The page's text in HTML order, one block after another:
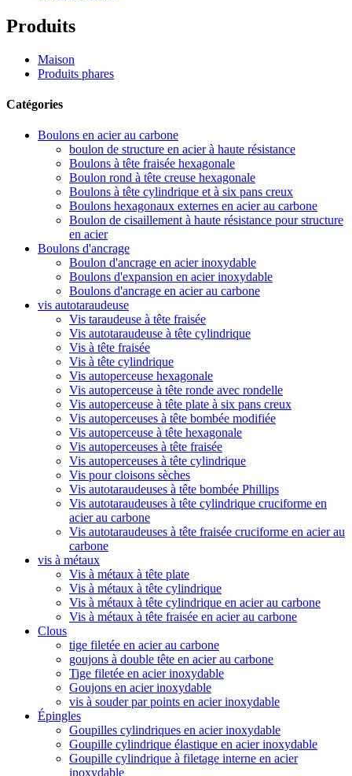
Produits
Maison
Produits phares
Catégories
Boulons en acier au carbone
boulon de structure en acier à haute résistance
Boulons à tête fraisée hexagonale
Boulon rond à tête creuse hexagonale
Boulons à tête cylindrique et à six pans creux
Boulons hexagonaux externes en acier au carbone
Boulon de cisaillement à haute résistance pour structure
en acier
Boulons d'ancrage
Boulon d'ancrage en acier inoxydable
Boulons d'expansion en acier inoxydable
Boulons d'ancrage en acier au carbone
vis autotaraudeuse
Vis taraudeuse à tête fraisée
Vis autotaraudeuse à tête cylindrique
Vis à tête fraisée
Vis à tête cylindrique
Vis autoperceuse hexagonale
Vis autoperceuse à tête ronde avec rondelle
Vis autoperceuse à tête plate à six pans creux
Vis autoperceuses à tête bombée modifiée
Vis autoperceuse à tête hexagonale
Vis autoperceuses à tête fraisée
Vis autoperceuses à tête cylindrique
Vis pour cloisons sèches
Vis autotaraudeuses à tête bombée Phillips
Vis autotaraudeuses à tête cylindrique cruciforme en
acier au carbone
Vis autotaraudeuses à tête fraisée cruciforme en acier au
carbone
vis à métaux
Vis à métaux à tête plate
Vis à métaux à tête cylindrique
Vis à métaux à tête cylindrique en acier au carbone
Vis à métaux à tête fraisée en acier au carbone
Clous
tige filetée en acier au carbone
goujons à double tête en acier au carbone
Tige filetée en acier inoxydable
Goujons en acier inoxydable
vis à souder par points en acier inoxydable
Épingles
Goupilles cylindriques en acier inoxydable
Goupille cylindrique élastique en acier inoxydable
Goupille cylindrique à filetage interne en acier
inoxydable